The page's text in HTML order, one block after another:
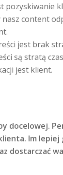
pozyskiwanie
content
jest brak
są stratą
jest klient.
docelowej.
Im lepiej
dostarczać